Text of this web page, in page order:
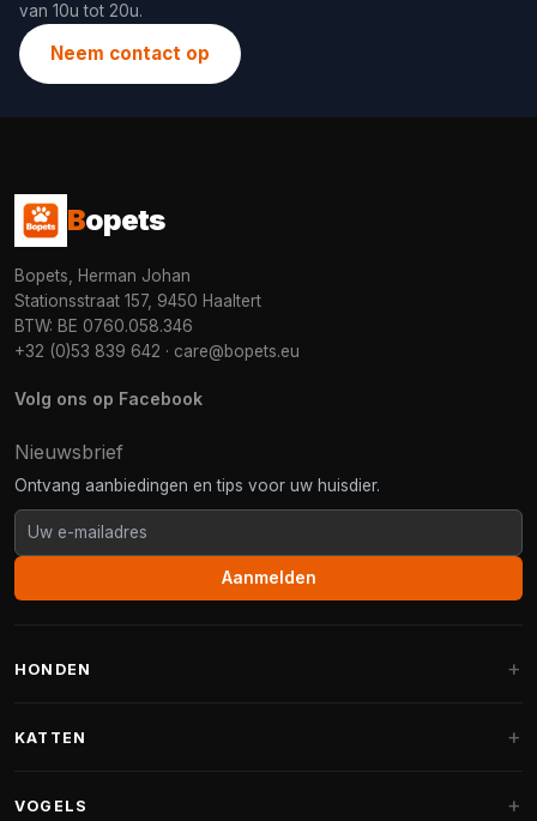
van 10u tot 20u.
Neem contact op
Bopets
Bopets, Herman Johan
Stationsstraat 157, 9450 Haaltert
BTW: BE 0760.058.346
+32 (0)53 839 642 · care@bopets.eu
Volg ons op Facebook
Nieuwsbrief
Ontvang aanbiedingen en tips voor uw huisdier.
Aanmelden
HONDEN
Fantail hondenmanden
KATTEN
VOGELS